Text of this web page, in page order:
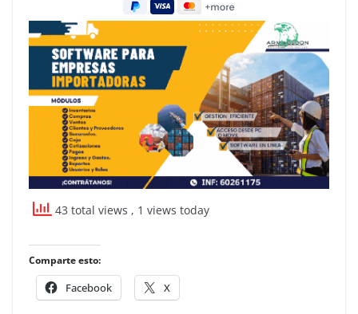
43 total views , 1 views today
Comparte esto:
Facebook X